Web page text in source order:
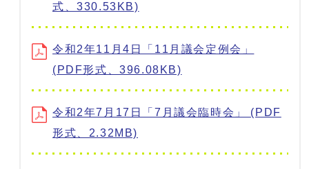
式、330.53KB)
令和2年11月4日「11月議会定例会」
(PDF形式、396.08KB)
令和2年7月17日「7月議会臨時会」 (PDF
形式、2.32MB)